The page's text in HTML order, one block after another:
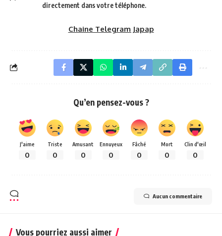
directement dans votre téléphone.
Chaine Telegram Japap
Qu’en pensez-vous ?
J'aime
0
Triste
0
Amusant
0
Ennuyeux
0
Fâché
0
Mort
0
Clin d'œil
0
Aucun commentaire
Vous pourriez aussi aimer